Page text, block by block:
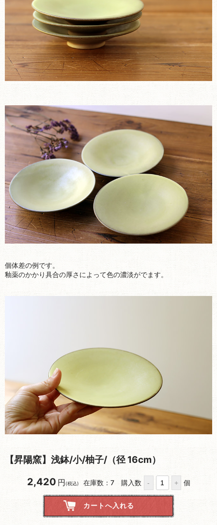
個体差の例です。
釉薬のかかり具合の厚さによって色の濃淡がでます。
【昇陽窯】浅鉢/小/柚子/（径 16cm）
2,420 円 (税込) 在庫数：7 購入数 個